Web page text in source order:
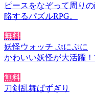
ピースをなぞって周り
略するパズルRPG。
無料
妖怪ウォッチ ぷにぷに
かわいい妖怪が大活躍
無料
刀剣乱舞ぱずぎり